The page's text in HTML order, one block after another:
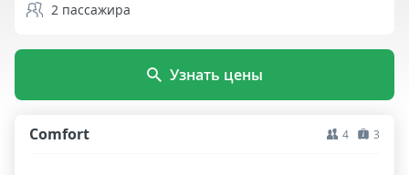
2 пассажира
Узнать цены
Comfort 4 3